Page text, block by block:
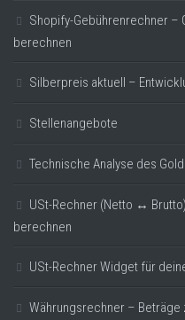
Shopify-Gebührenrechner –
berechnen
Silberpreis aktuell –
Stellenangebote
Technische Analyse des
USt-Rechner (Netto ↔
berechnen
USt-Rechner Widget für
Währungsrechner – Beträge